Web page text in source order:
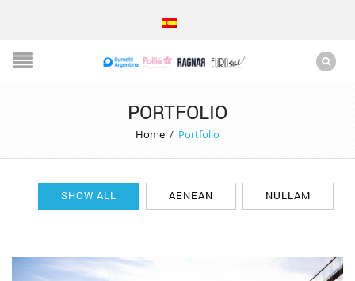
PORTFOLIO
Home / Portfolio
SHOW ALL AENEAN NULLAM